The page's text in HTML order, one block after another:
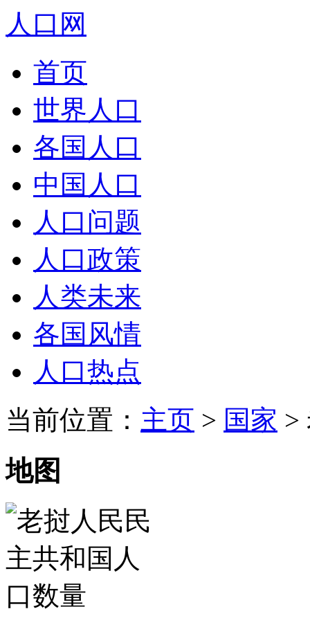
人口网
首页
世界人口
各国人口
中国人口
人口问题
人口政策
人类未来
各国风情
人口热点
当前位置： 主页 > 国家 >
地图